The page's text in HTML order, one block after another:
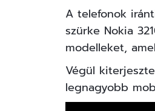
A telefonok
szürke Nokia
modelleket,
Végül
legnagyobb